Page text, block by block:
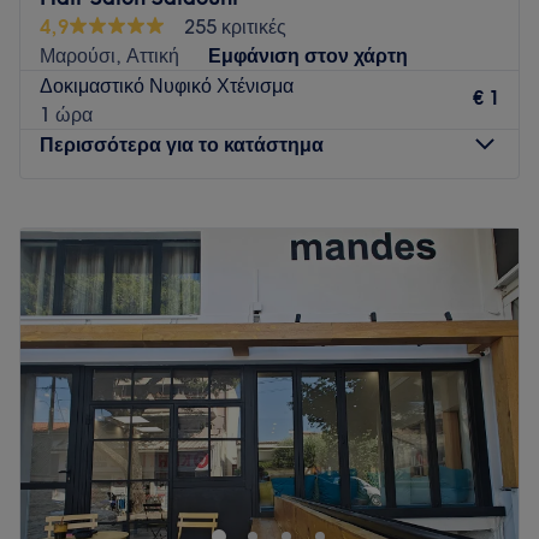
χρησιμοποιώντας επαγγελματικά προϊόντα και σύγχρονες
τεχνικές.
Go to venue
4,9
255 κριτικές
Μαρούσι, Αττική
Εμφάνιση στον χάρτη
Δοκιμαστικό Νυφικό Χτένισμα
1 ώρα
€ 1
Περισσότερα για το κατάστημα
Τρίτη
10:00–19:00
Τετάρτη
Πέμπτη
Παρασκευή
10:00–19:00
Σάββατο
09:00–17:00
Κυριακή
Κλειστό
Το κομμωτήριο Hair Salon Salaouni βρίσκεται στην περιοχή
της Κηφισιάς και προσφέρει μία πληθώρα υπηρεσιών
ομορφιάς.